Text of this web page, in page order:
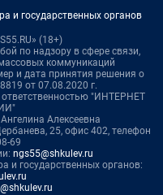
и государственных органов
(18+)
по надзору в сфере связи,
коммуникаций
и дата принятия решения о
от 07.08.2020 г.
"ИНТЕРНЕТ
Алексеевна
25, офис 402, телефон
69
ngs55@shkulev.ru
и государственных органов: